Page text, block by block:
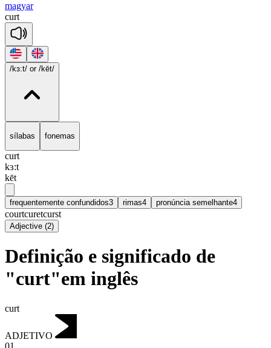
magyar
curt
/kɜ:t/ or /kēt/
sílabas fonemas
curt
kɜ:t
kēt
frequentemente confundidos3 rimas4 pronúncia semelhante4
courtcuretcurst
Adjective (2)
Definição e significado de
"curt"em inglês
curt
ADJETIVO
01